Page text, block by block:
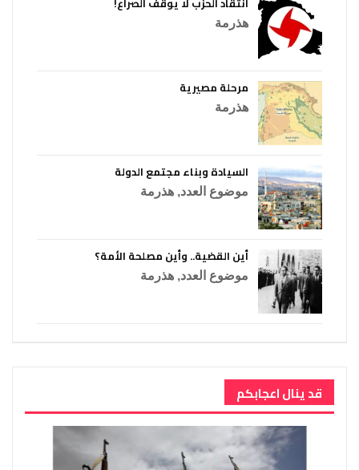
هذرمة
مرحلة مصيرية
هذرمة
السيادة وبناء مجتمع الدولة
موضوع العدد, هذرمة
أين القضية.. وأين مصلحة الأمة؟
موضوع العدد, هذرمة
قد ينال اعجابكم